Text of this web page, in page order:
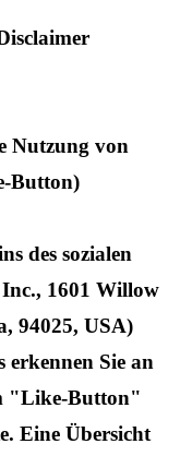
Nutzung von
Button)
des sozialen
1601 Willow
94025, USA)
erkennen Sie an
"Like-Button"
Eine Übersicht